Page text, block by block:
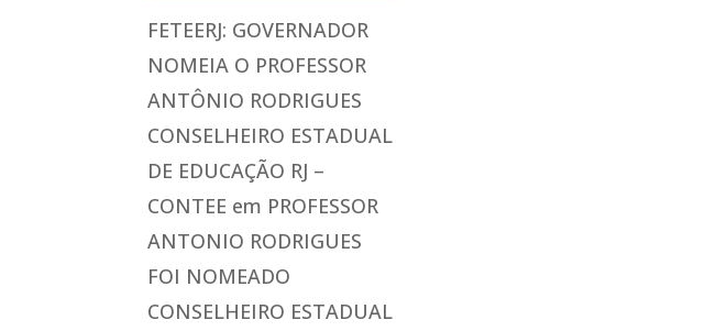
FETEERJ: GOVERNADOR
NOMEIA O PROFESSOR
ANTÔNIO RODRIGUES
CONSELHEIRO ESTADUAL
DE EDUCAÇÃO RJ –
CONTEE em PROFESSOR
ANTONIO RODRIGUES
FOI NOMEADO
CONSELHEIRO ESTADUAL